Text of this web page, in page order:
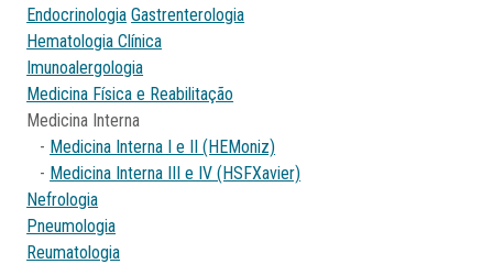
Endocrinologia Gastrenterologia
Hematologia Clínica
Imunoalergologia
Medicina Física e Reabilitação
Medicina Interna
- Medicina Interna I e II (HEMoniz)
- Medicina Interna III e IV (HSFXavier)
Nefrologia
Pneumologia
Reumatologia